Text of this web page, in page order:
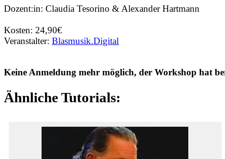
Dozent:in: Claudia Tesorino & Alexander Hartmann
Kosten: 24,90€
Veranstalter: Blasmusik.Digital
Keine Anmeldung mehr möglich, der Workshop hat
Ähnliche Tutorials: